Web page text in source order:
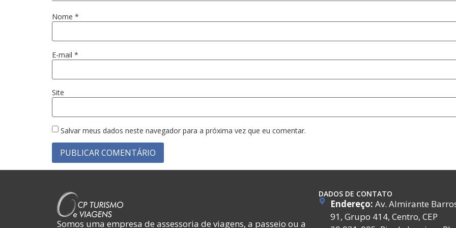
Nome *
E-mail *
Site
Salvar meus dados neste navegador para a próxima vez que eu comentar.
Somos uma empresa de assessoria de viagens, a passeio ou a
DADOS DE CONTATO
Endereço: Av. Almirante
91, Grupo 414, Centro, CEP